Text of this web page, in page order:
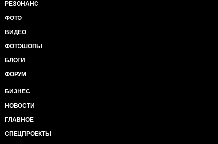
РЕЗОНАНС
ФОТО
ВИДЕО
ФОТОШОПЫ
БЛОГИ
ФОРУМ
БИЗНЕС
НОВОСТИ
ГЛАВНОЕ
СПЕЦПРОЕКТЫ